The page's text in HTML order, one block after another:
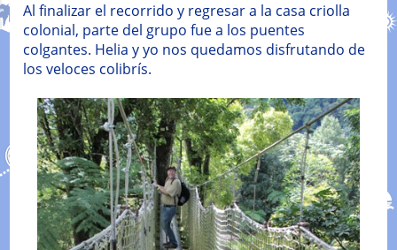
Al finalizar el recorrido y regresar a la casa criolla
colonial, parte del grupo fue a los puentes
colgantes. Helia y yo nos quedamos disfrutando de
los veloces colibrís.